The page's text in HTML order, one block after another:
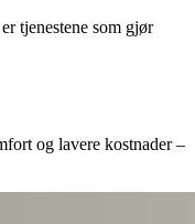
tjenestene som gjør
og lavere kostnader –